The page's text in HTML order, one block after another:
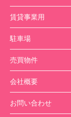
賃貸事業用
駐車場
売買物件
会社概要
お問い合わせ